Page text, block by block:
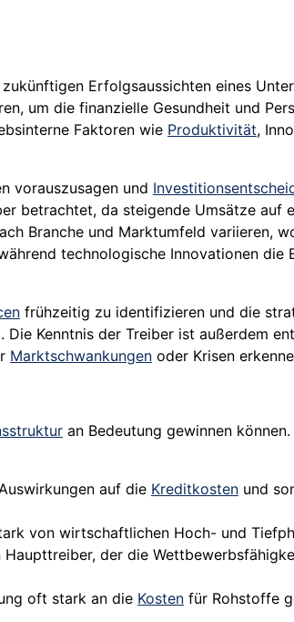
Erfolgsaussichten eines
um die finanzielle Gesundheit und
Faktoren wie Produktivität,
vorauszusagen und
betrachtet, da steigende Umsätze auf
Branche und Marktumfeld variieren,
technologische Innovationen die
frühzeitig zu identifizieren und die
Kenntnis der Treiber ist außerdem
Marktschwankungen oder Krisen
an Bedeutung gewinnen
auf die Kreditkosten und
von wirtschaftlichen Hoch- und
der die
oft stark an die Kosten für Rohstoffe